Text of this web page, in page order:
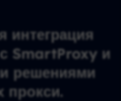
интеграция
SmartProxy и
решениями
прокси.